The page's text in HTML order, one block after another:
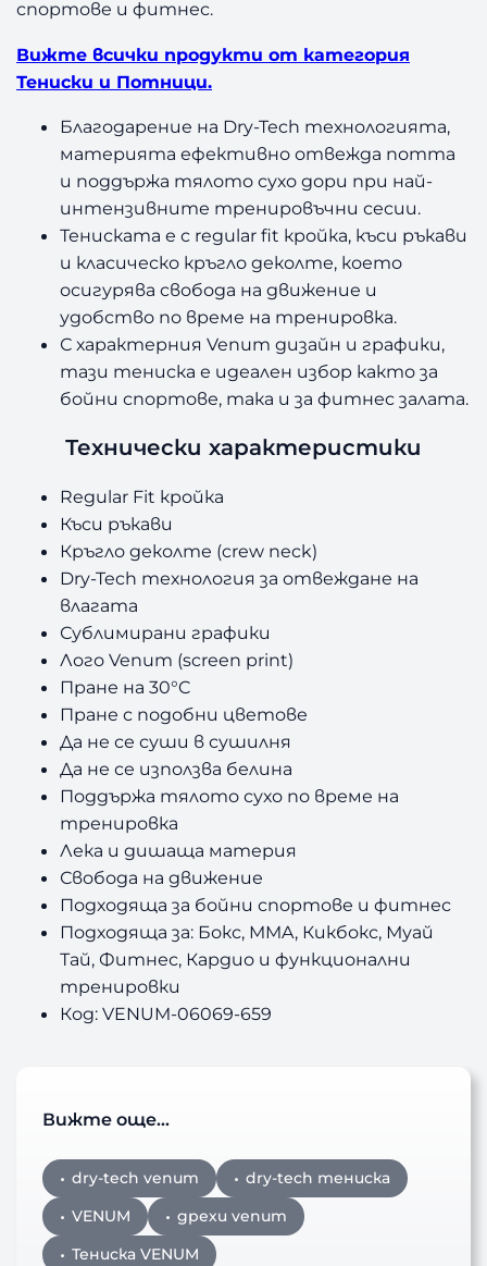
спортове и фитнес.
Вижте всички продукти от категория
Тениски и Потници.
Благодарение на Dry-Tech технологията,
материята ефективно отвежда потта
и поддържа тялото сухо дори при най-
интензивните тренировъчни сесии.
Тениската е с regular fit кройка, къси ръкави
и класическо кръгло деколте, което
осигурява свобода на движение и
удобство по време на тренировка.
С характерния Venum дизайн и графики,
тази тениска е идеален избор както за
бойни спортове, така и за фитнес залата.
Технически характеристики
Regular Fit кройка
Къси ръкави
Кръгло деколте (crew neck)
Dry-Tech технология за отвеждане на
влагата
Сублимирани графики
Лого Venum (screen print)
Пране на 30°C
Пране с подобни цветове
Да не се суши в сушилня
Да не се използва белина
Поддържа тялото сухо по време на
тренировка
Лека и дишаща материя
Свобода на движение
Подходяща за бойни спортове и фитнес
Подходяща за: Бокс, MMA, Кикбокс, Муай
Тай, Фитнес, Кардио и функционални
тренировки
Код: VENUM-06069-659
Вижте още…
dry-tech venum
dry-tech тениска
VENUM
дрехи venum
Тениска VENUM